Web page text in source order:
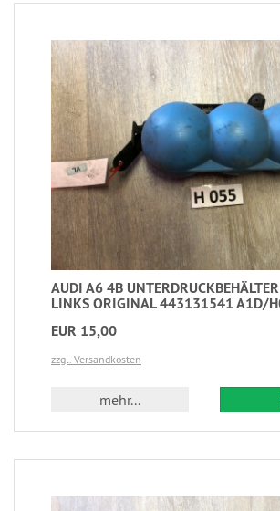
AUDI A6 4B
LINKS ORIGINAL 443131541 A1D/
EUR 15,00
zzgl. Versandkosten
mehr...